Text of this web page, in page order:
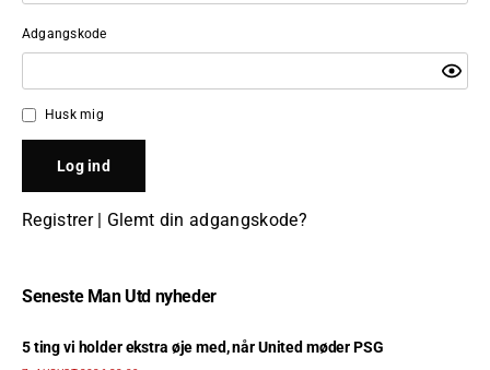
Adgangskode
Husk mig
Registrer| Glemt din adgangskode?
Seneste Man Utd nyheder
5 ting vi holder ekstra øje med, når United møder PSG